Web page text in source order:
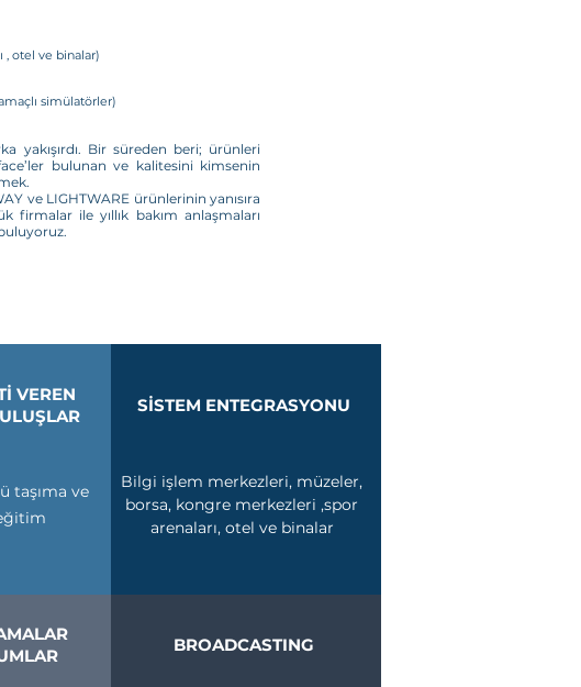
otel ve binalar)
simülatörler)
yakışırdı. Bir süreden beri; ürünleri
bulunan ve kalitesini kimsenin
ve LIGHTWARE ürünlerinin yanısıra
firmalar ile yıllık bakım anlaşmaları
VEREN
taşıma ve
SİSTEM ENTEGRASYONU
Bilgi işlem merkezleri, müzeler,
borsa, kongre merkezleri ,spor
arenaları, otel ve binalar
BROADCASTING